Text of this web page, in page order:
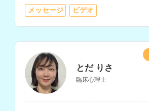
メッセージ ビデオ
とだ りさ
臨床心理士